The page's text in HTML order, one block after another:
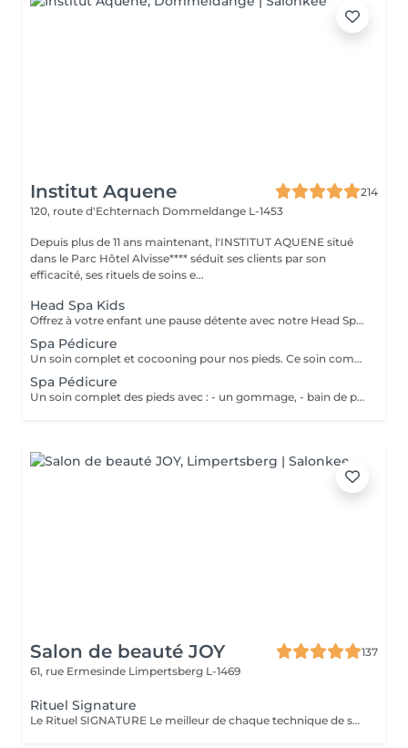
Institut Aquene
214
120, route d'Echternach Dommeldange L-1453
Depuis plus de 11 ans maintenant, l'INSTITUT AQUENE situé
dans le Parc Hôtel Alvisse**** séduit ses clients par son
efficacité, ses rituels de soins e...
Head Spa Kids
Offrez à votre enfant une pause détente avec notre Head Spa Kids, un soin de 30 min spécialement conçu pour les jeunes de 10 à 13 ans. Ce rituel doux et apaisant prend soin de leur cuir chevelu tout en leur offrant un moment de relaxation adapté à leur âge. Ce soin comprend - Nettoyage délicat: Un lavage doux adapté aux cheveux et cuir chevelu des enfants. - Massage relaxant: Une gestuelle apaisante pour favoriser la détente et stimuler la microcirculation. - Hydratation légère: des produits respectueux, spécialement choisis pour nourrir et protéger leurs cheveux. Un sèche cheveux et des brosses sont mis à sa disposition pour que votre enfant ne sorte pas avec la tête mouillée
Spa Pédicure
Un soin complet et cocooning pour nos pieds. Ce soin comprend: - Un gommage - Une pédicure afin de soigner les ongles et les callosités des pieds - un massage (plus long que dans nos simple prestations de pédicure)
Spa Pédicure
Un soin complet des pieds avec : - un gommage, - bain de pieds, - pédicure pour le soin des ongles et traitement des peaux - d'un massage des pieds.
Salon de beauté JOY
137
61, rue Ermesinde Limpertsberg L-1469
Rituel Signature
Le Rituel SIGNATURE Le meilleur de chaque technique de soin pour apporter un profond bien-être à l'ensemble du corps. Textures et fragrances personnalisées, un soin façonné sur-mesure. Le rituel signature est un soin très complet qui apporte à la peau une hydratation intense grâce au gommage modelant, associé à un large choix d'essences d'estime utilisé lors d'un modelage relaxant aux mouvements lents, fluides, enveloppants et harmonieux. Il procure une détente profonde et surtout une harmonisation globale de tout l'être.